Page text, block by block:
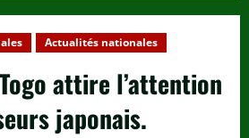
Actualités nationales
attire l’attention
japonais.